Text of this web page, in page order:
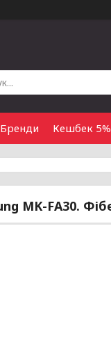
Бренди Кешбек
MK-FA30.